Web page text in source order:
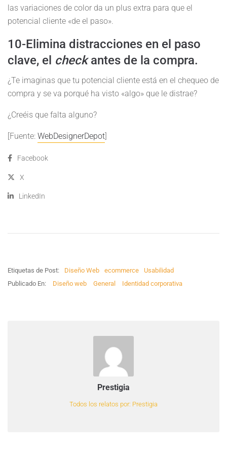
las variaciones de color da un plus extra para que el
potencial cliente «de el paso».
10-Elimina distracciones en el paso
clave, el checkantes de la compra.
¿Te imaginas que tu potencial cliente está en el chequeo de
compra y se va porqué ha visto «algo» que le distrae?
¿Creéis que falta alguno?
[Fuente: WebDesignerDepot]
Facebook
X
LinkedIn
Etiquetas de Post: Diseño Web ecommerce
Usabilidad
Publicado En:
Diseño web General Identidad corporativa
Prestigia
Todos los relatos por: Prestigia